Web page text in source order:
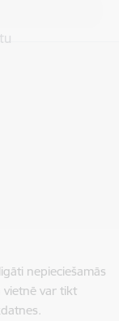
nepieciešamās
vietnē var tikt